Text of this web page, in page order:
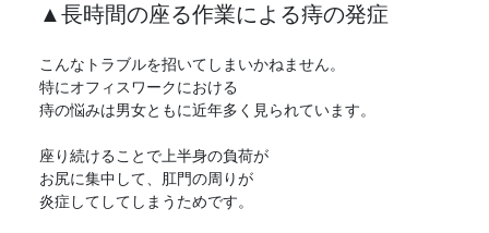
▲長時間の座る作業による痔の発症
こんなトラブルを招いてしまいかねません。
特にオフィスワークにおける
痔の悩みは男女ともに近年多く見られています。
座り続けることで上半身の負荷が
お尻に集中して、肛門の周りが
炎症してしてしまうためです。